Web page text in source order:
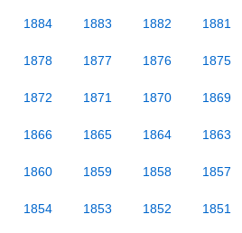
1884 1883 1882 1881
1878 1877 1876 1875
1872 1871 1870 1869
1866 1865 1864 1863
1860 1859 1858 1857
1854 1853 1852 1851